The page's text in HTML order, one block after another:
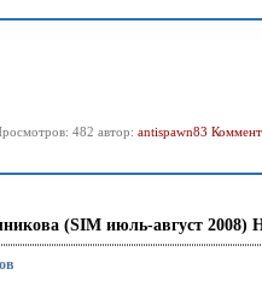
482 автор: antispawn83
(SIM июль-август 2008)